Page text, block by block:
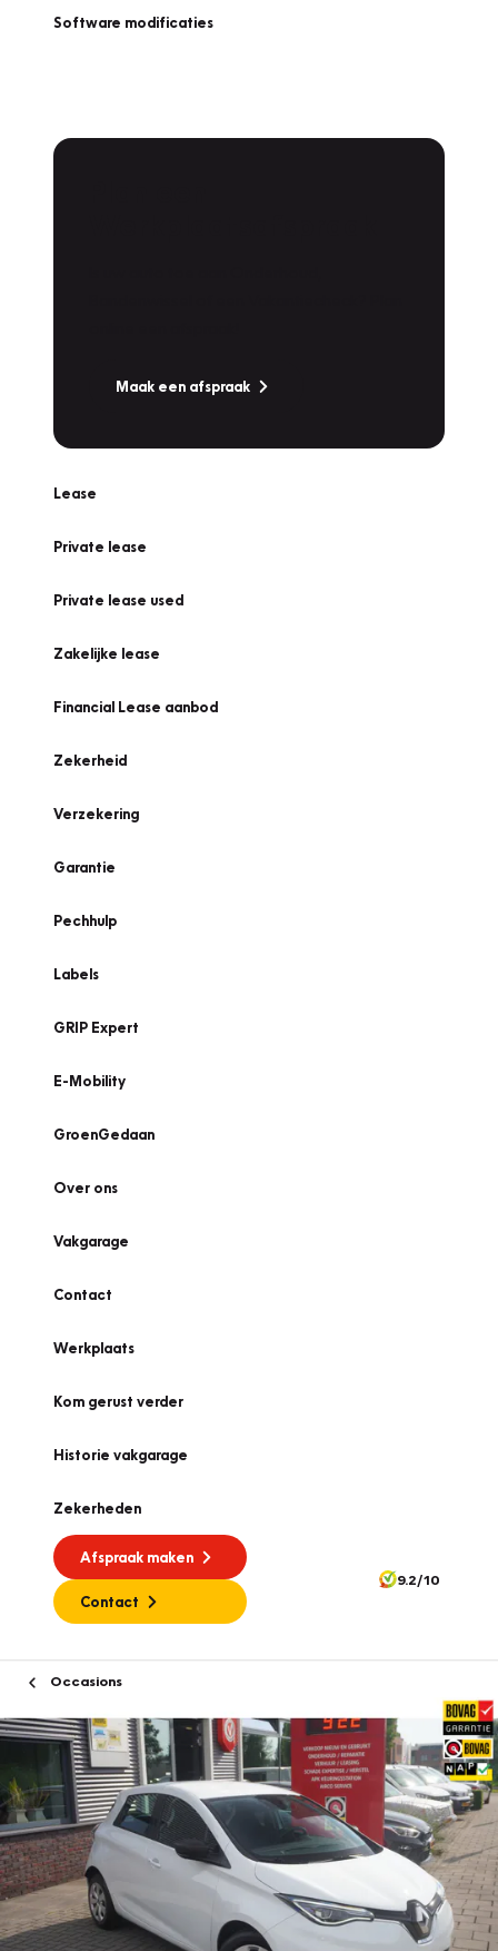
Software modificaties
Maak een afspraak
Lease
Private lease
Private lease used
Zakelijke lease
Financial Lease aanbod
Zekerheid
Verzekering
Garantie
Pechhulp
Labels
GRIP Expert
E-Mobility
GroenGedaan
Over ons
Vakgarage
Contact
Werkplaats
Kom gerust verder
Historie vakgarage
Zekerheden
Afspraak maken
Contact
9.2/10
Occasions